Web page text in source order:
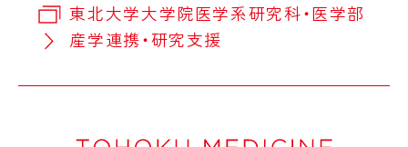
東北大学大学院医学系研究科・医学部
産学連携・研究支援